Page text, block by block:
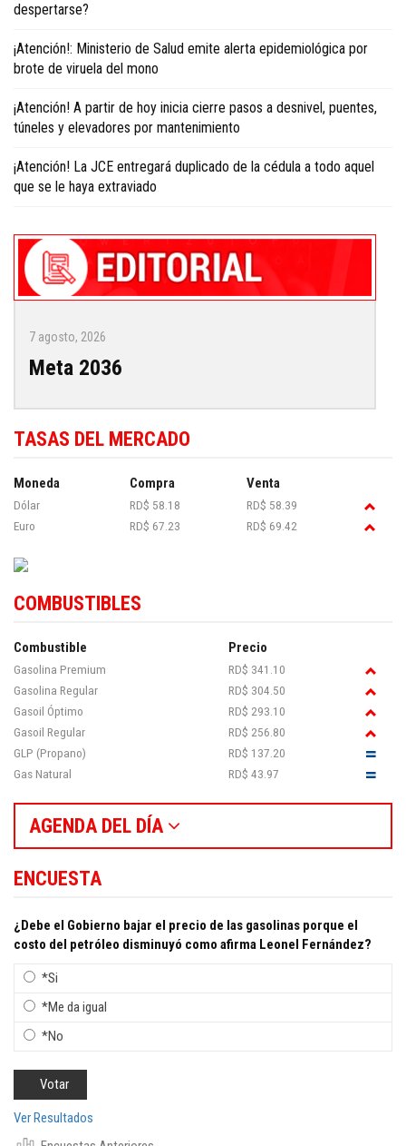
despertarse?
¡Atención!: Ministerio de Salud emite alerta epidemiológica por
brote de viruela del mono
¡Atención! A partir de hoy inicia cierre pasos a desnivel, puentes,
túneles y elevadores por mantenimiento
¡Atención! La JCE entregará duplicado de la cédula a todo aquel
que se le haya extraviado
7 agosto, 2026
Meta 2036
TASAS DEL MERCADO
Moneda Compra Venta
Dólar RD$ 58.18
RD$ 58.39
Euro
RD$ 67.23 RD$ 69.42
COMBUSTIBLES
Combustible Precio
Gasolina Premium
RD$ 341.10
Gasolina Regular
RD$ 304.50
Gasoil Óptimo
RD$ 293.10
Gasoil Regular
RD$ 256.80
GLP (Propano)
RD$ 137.20
Gas Natural
RD$ 43.97
AGENDA DEL DÍA
ENCUESTA
¿Debe el Gobierno bajar el precio de las gasolinas porque el
costo del petróleo disminuyó como afirma Leonel Fernández?
*Si
*Me da igual
*No
Ver Resultados